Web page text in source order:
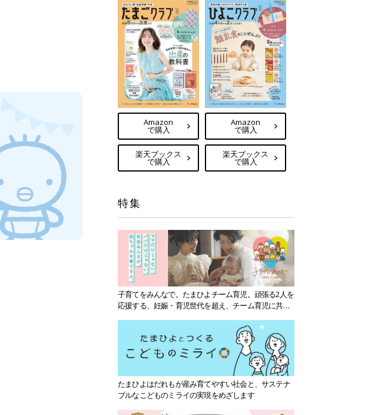
Amazon
で購入
楽天ブックス
で購入
Amazon
で購入
楽天ブックス
で購入
特集
子育てをみんなで。たまひよチーム育児。頑張る2人を
応援する、妊娠・育児世代を超え、チーム育児に共感
たまひよはだれもが産み育てやすい社会と、サステナ
ブルなこどものミライの実現をめざします